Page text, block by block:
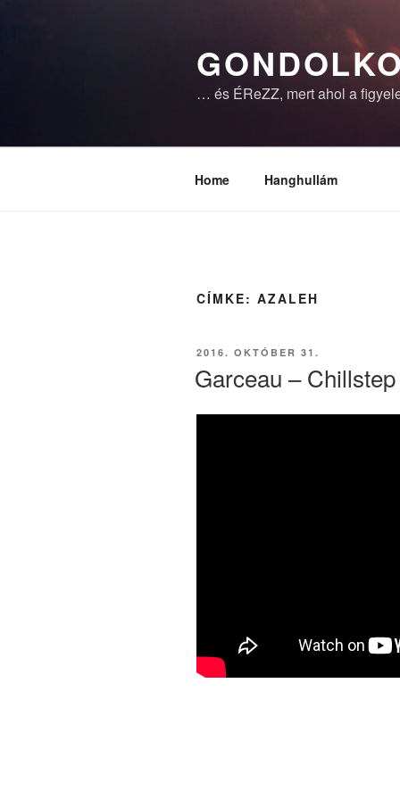
… és ÉReZZ, mert ahol a
Home Hanghullám
CÍMKE: AZALEH
BEKÜLDVE:
2016. OKTÓBER 31.
Garceau –